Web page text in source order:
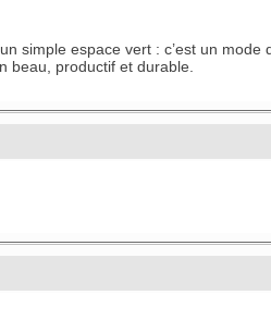
simple espace vert : c’est un
beau, productif et durable.